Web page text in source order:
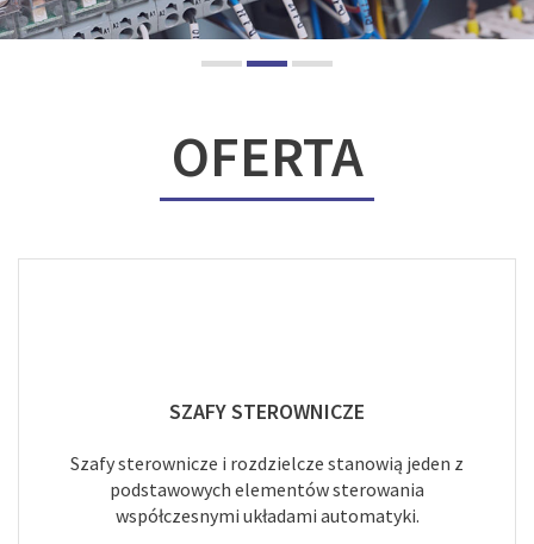
OFERTA
SZAFY STEROWNICZE
Szafy sterownicze i rozdzielcze stanowią jeden z
podstawowych elementów sterowania
współczesnymi układami automatyki.